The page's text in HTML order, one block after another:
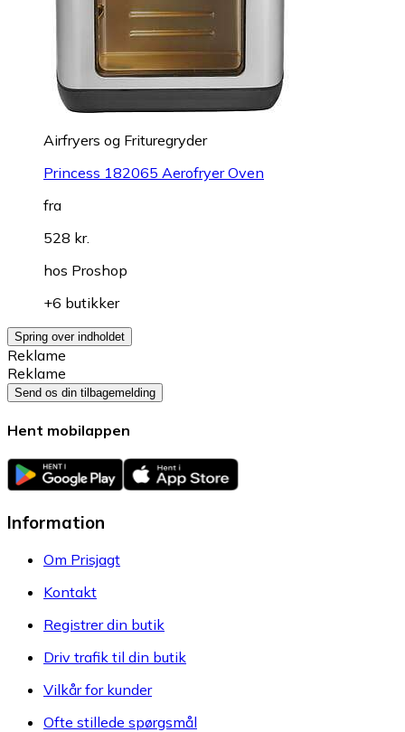
Airfryers og Frituregryder
Princess 182065 Aerofryer Oven
fra
528 kr.
hos Proshop
+6 butikker
Spring over indholdet
Reklame
Reklame
Send os din tilbagemelding
Hent mobilappen
Information
Om Prisjagt
Kontakt
Registrer din butik
Driv trafik til din butik
Vilkår for kunder
Ofte stillede spørgsmål